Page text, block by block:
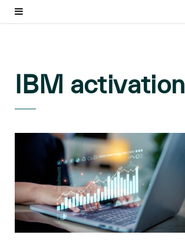
IBM activation